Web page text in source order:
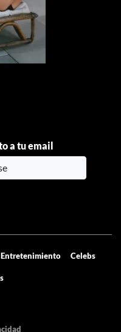
a tu email
Entretenimiento Celebs